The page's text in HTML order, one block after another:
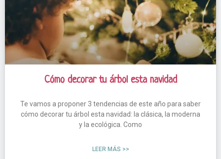
Cómo decorar tu árbol esta navidad
Te vamos a proponer 3 tendencias de este año para saber
cómo decorar tu árbol esta navidad: la clásica, la moderna
y la ecológica. Como
LEER MÁS >>